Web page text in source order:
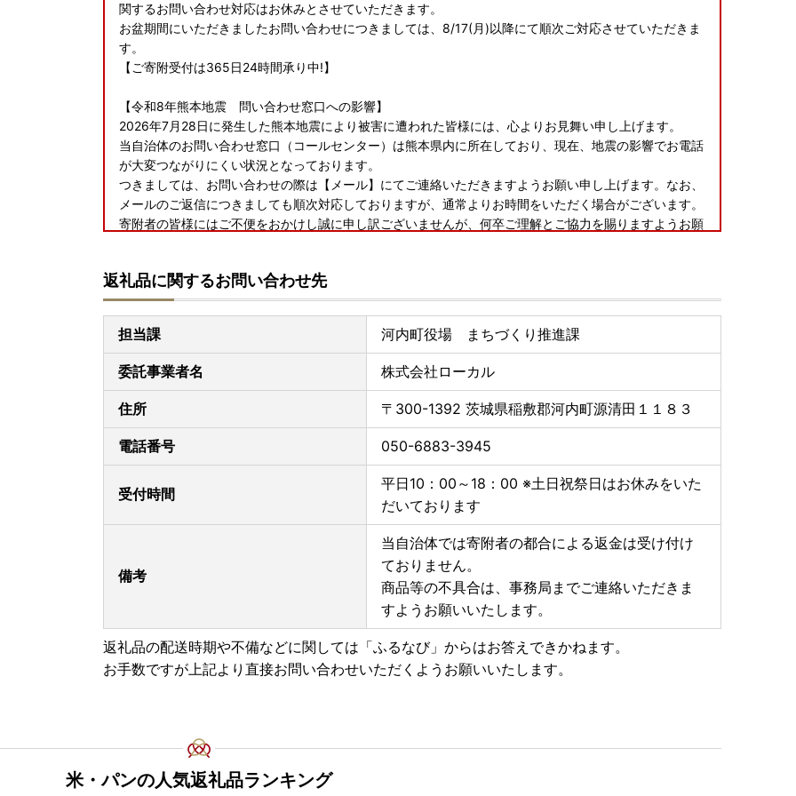
関するお問い合わせ対応はお休みとさせていただきます。
お盆期間にいただきましたお問い合わせにつきましては、8/17(月)以降にて順次ご対応させていただきま
す。
【ご寄附受付は365日24時間承り中!】
【令和8年熊本地震 問い合わせ窓口への影響】
2026年7月28日に発生した熊本地震により被害に遭われた皆様には、心よりお見舞い申し上げます。
当自治体のお問い合わせ窓口（コールセンター）は熊本県内に所在しており、現在、地震の影響でお電話
が大変つながりにくい状況となっております。
つきましては、お問い合わせの際は【メール】にてご連絡いただきますようお願い申し上げます。なお、
メールのご返信につきましても順次対応しておりますが、通常よりお時間をいただく場合がございます。
寄附者の皆様にはご不便をおかけし誠に申し訳ございませんが、何卒ご理解とご協力を賜りますようお願
返礼品に関するお問い合わせ先
担当課 河内町役場 まちづくり推進課
委託事業者名 株式会社ローカル
住所 〒300-1392 茨城県稲敷郡河内町源清田１１８３
電話番号 050-6883-3945
受付時間
平日10：00～18：00 ※土日祝祭日はお休みをいた
だいております
備考
当自治体では寄附者の都合による返金は受け付け
ておりません。
商品等の不具合は、事務局までご連絡いただきま
すようお願いいたします。
返礼品の配送時期や不備などに関しては「ふるなび」からはお答えできかねます。
お手数ですが上記より直接お問い合わせいただくようお願いいたします。
米・パンの人気返礼品ランキング